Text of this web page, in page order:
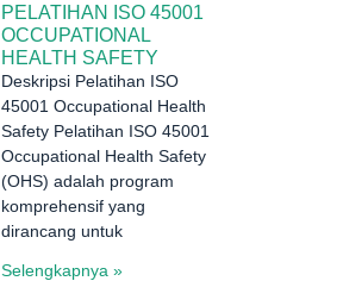
PELATIHAN ISO 45001
OCCUPATIONAL
HEALTH SAFETY
Deskripsi Pelatihan ISO
45001 Occupational Health
Safety Pelatihan ISO 45001
Occupational Health Safety
(OHS) adalah program
komprehensif yang
dirancang untuk
Selengkapnya »